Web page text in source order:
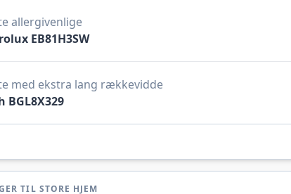
allergivenlige
EB81H3SW
med ekstra lang rækkevidde
BGL8X329
TIL STORE HJEM